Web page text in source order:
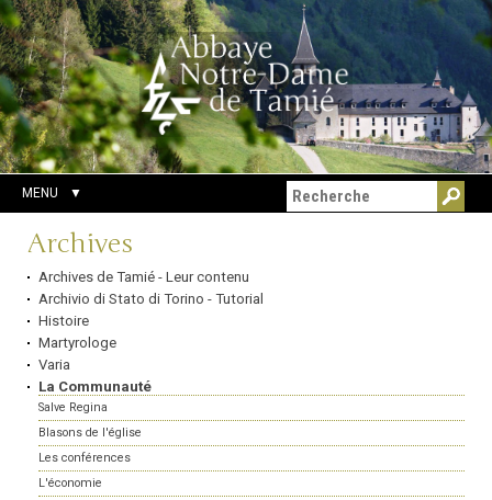
Aller
au
contenu.
|
Aller
à
la
navigation
Outils
personnels
Chercher par
Recherche
avancée…
MENU
Navigation
Archives
Archives de Tamié - Leur contenu
Archivio di Stato di Torino - Tutorial
Histoire
Martyrologe
Varia
La Communauté
Salve Regina
Blasons de l'église
Les conférences
L'économie